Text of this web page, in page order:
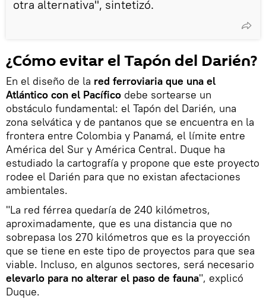
otra alternativa", sintetizó.
¿Cómo evitar el Tapón del Darién?
En el diseño de la red ferroviaria que una el
Atlántico con el Pacífico debe sortearse un
obstáculo fundamental: el Tapón del Darién, una
zona selvática y de pantanos que se encuentra en la
frontera entre Colombia y Panamá, el límite entre
América del Sur y América Central. Duque ha
estudiado la cartografía y propone que este proyecto
rodee el Darién para que no existan afectaciones
ambientales.
"La red férrea quedaría de 240 kilómetros,
aproximadamente, que es una distancia que no
sobrepasa los 270 kilómetros que es la proyección
que se tiene en este tipo de proyectos para que sea
viable. Incluso, en algunos sectores, será necesario
elevarlo para no alterar el paso de fauna", explicó
Duque.